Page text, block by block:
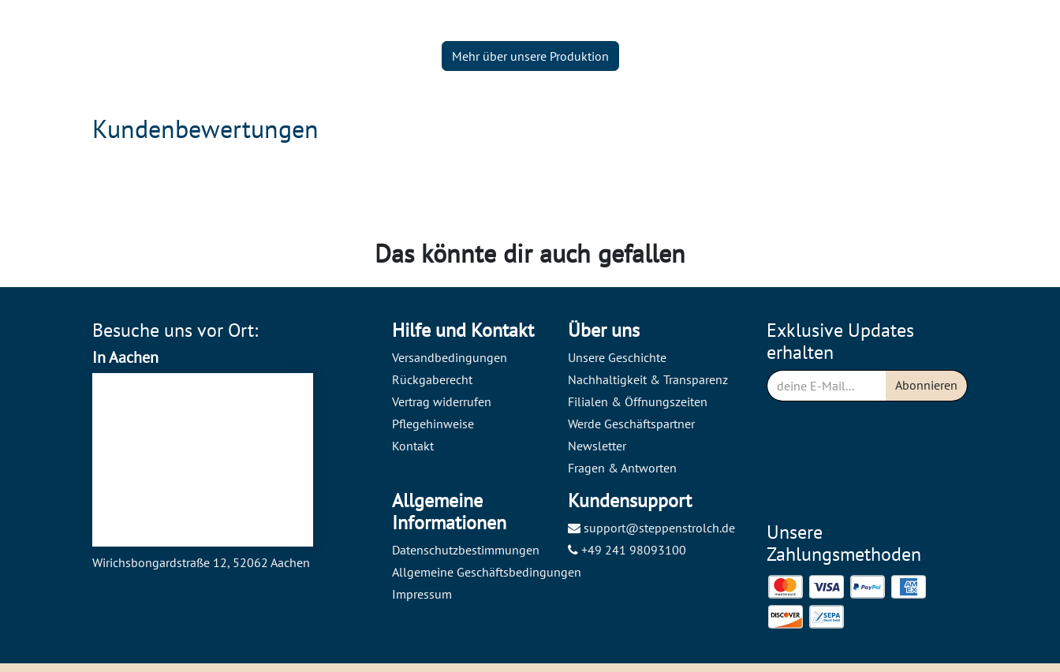
Mehr über unsere Produktion
Kundenbewertungen
Das könnte dir auch gefallen
Besuche uns vor Ort:
In Aachen
Wirichsbongardstraße 12, 52062 Aachen
Hilfe und Kontakt
Versandbedingungen
Rückgaberecht
Vertrag widerrufen
Pflegehinweise
Kontakt
Über uns
Unsere Geschichte
Nachhaltigkeit & Transparenz
Filialen & Öffnungszeiten
Werde Geschäftspartner
Newsletter
Fragen & Antworten
Allgemeine
Informationen
Datenschutzbestimmungen
Allgemeine Geschäftsbedingungen
Impressum
Kundensupport
support@steppenstrolch.de
+49 241 98093100
Exklusive Updates
erhalten
Abonnieren
Unsere
Zahlungsmethoden
SEPA Direct Debit